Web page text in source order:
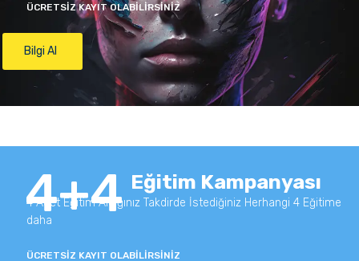
ÜCRETSİZ KAYIT OLABİLİRSİNİZ
Bilgi Al
4+4 Eğitim Kampanyası
4 Adet Eğitim Aldığınız Takdirde İstediğiniz Herhangi 4 Eğitime
daha
ÜCRETSİZ KAYIT OLABİLİRSİNİZ